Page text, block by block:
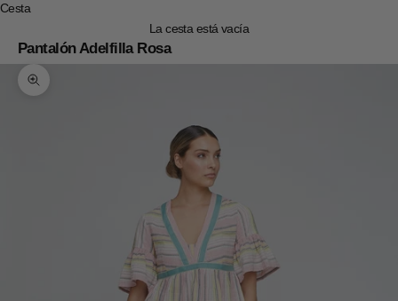
Cesta
La cesta está vacía
Pantalón Adelfilla Rosa
Zoom